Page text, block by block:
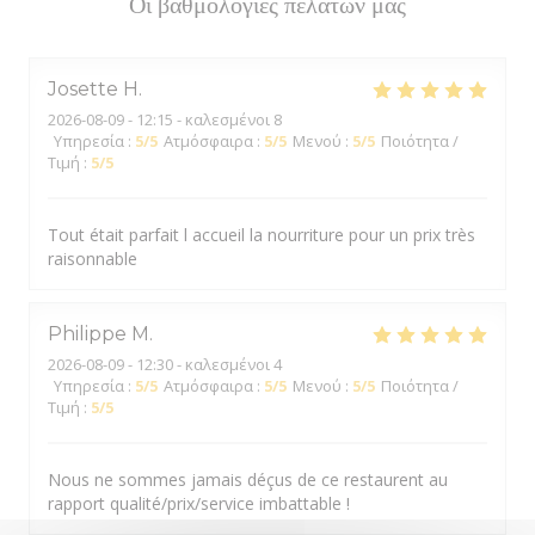
Josette H
2026-08-09- 12:15 - καλεσμένοι 8
Υπηρεσία : 5/5 Ατμόσφαιρα : 5/5 Μενού : 5/5 Ποιότητα /
Τιμή : 5/5
Tout était parfait l accueil la nourriture pour un prix très
raisonnable
Philippe M
2026-08-09- 12:30 - καλεσμένοι 4
Υπηρεσία : 5/5 Ατμόσφαιρα : 5/5 Μενού : 5/5 Ποιότητα /
Τιμή : 5/5
Nous ne sommes jamais déçus de ce restaurent au
rapport qualité/prix/service imbattable !